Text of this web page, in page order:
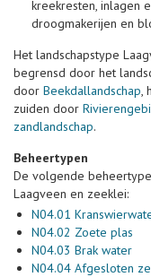
kreekresten, inlagen
droogmakerijen en
Het landschapstype
begrensd door het
door Beekdallandschap,
zuiden door
zandlandschap.
Beheertypen
De volgende
Laagveen en zeeklei:
N04.01
N04.02 Zoete plas
N04.03 Brak water
N04.04 Afgesloten